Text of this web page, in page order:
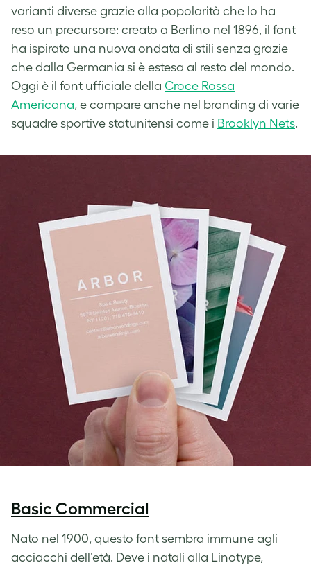
varianti diverse grazie alla popolarità che lo ha
reso un precursore: creato a Berlino nel 1896, il font
ha ispirato una nuova ondata di stili senza grazie
che dalla Germania si è estesa al resto del mondo.
Oggi è il font ufficiale della Croce Rossa
Americana, e compare anche nel branding di varie
squadre sportive statunitensi come i Brooklyn Nets.
Basic Commercial
Nato nel 1900, questo font sembra immune agli
acciacchi dell’età. Deve i natali alla Linotype,